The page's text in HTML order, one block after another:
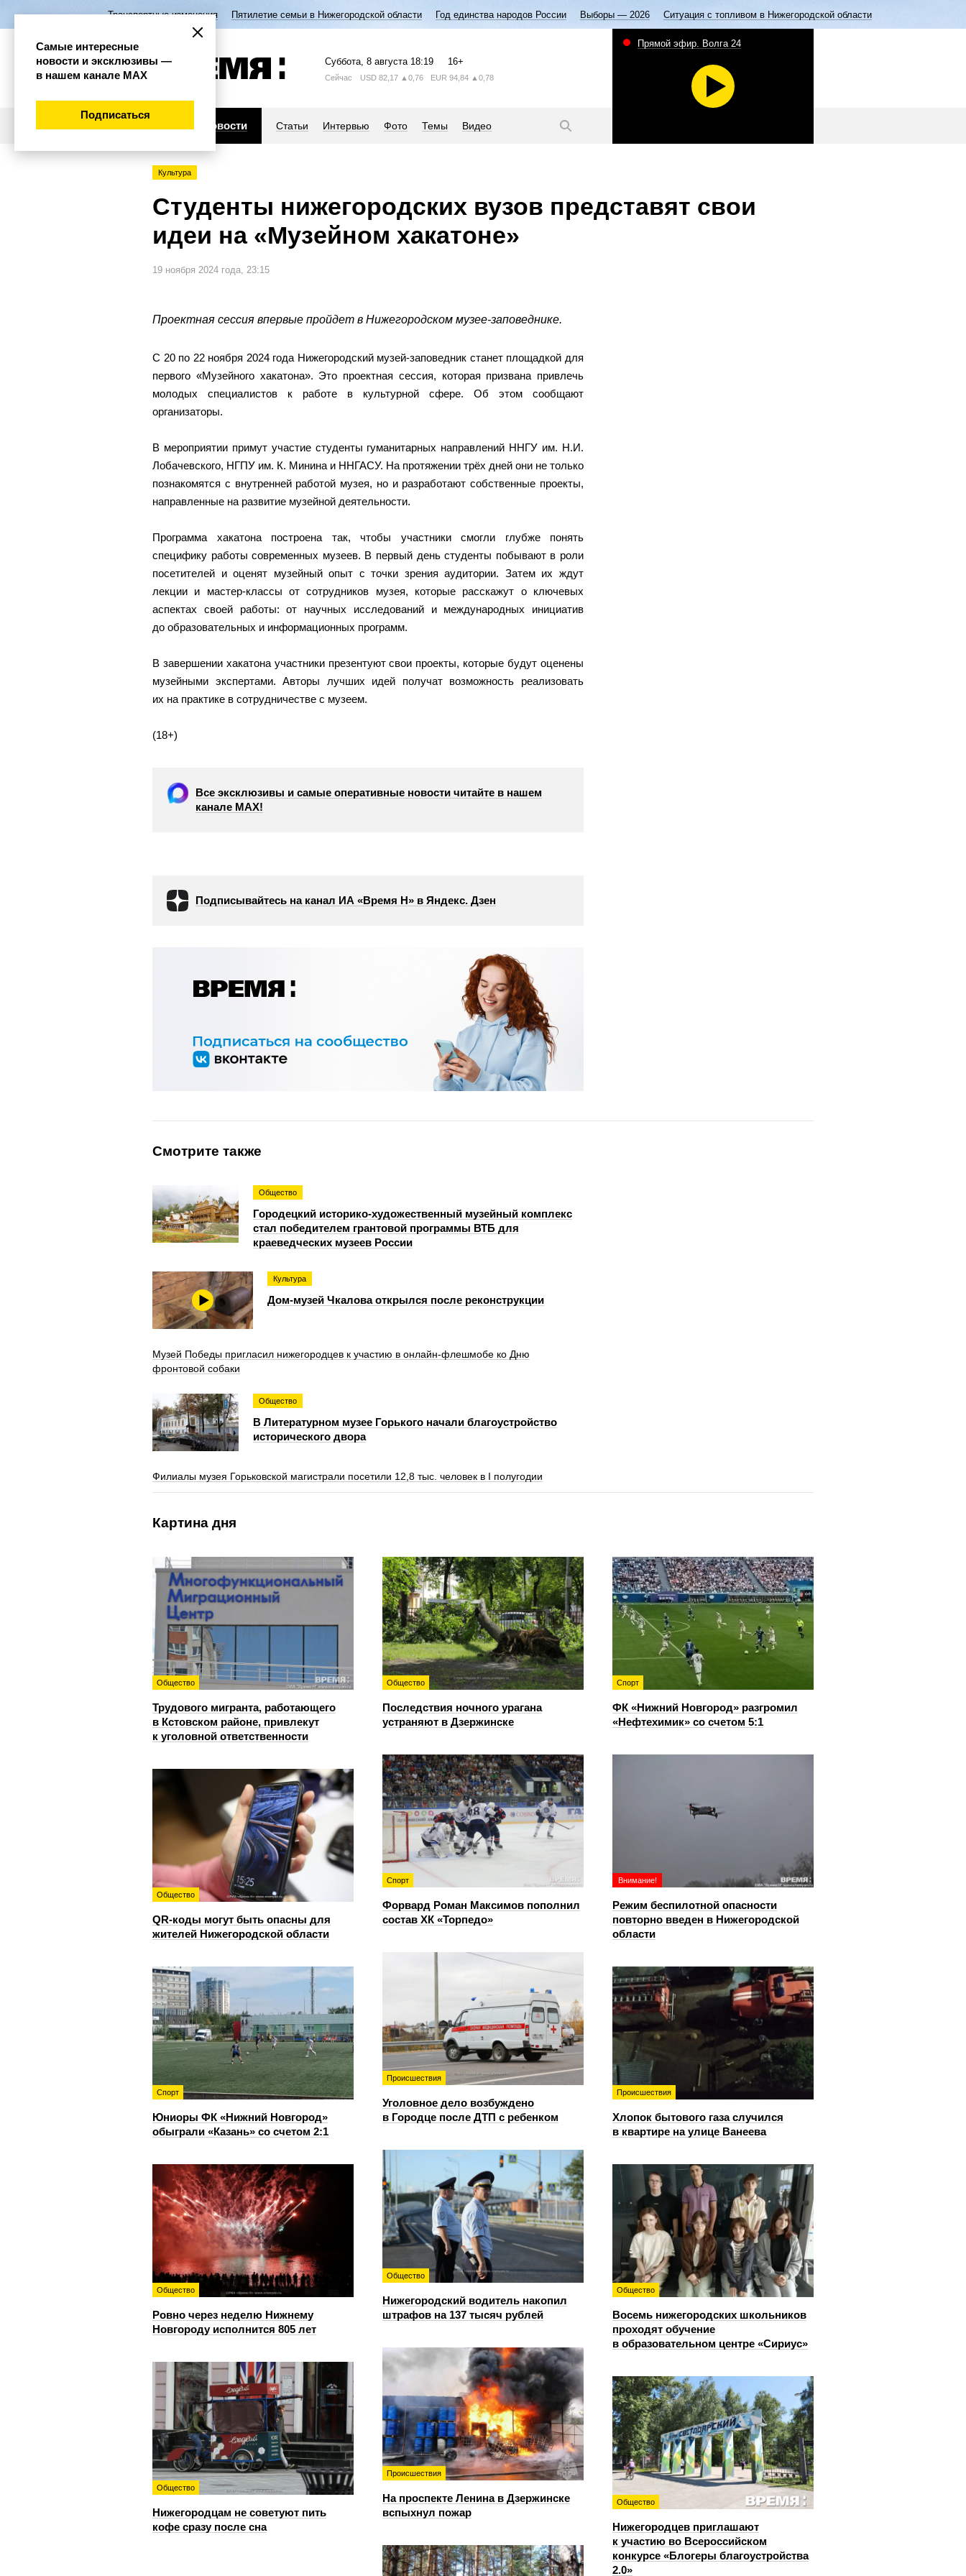
Транспортные изменения Пятилетие семьи в Нижегородской области Год единства народов России Выборы — 2026 Ситуация с топливом в Нижегородской области
Суббота, 8 августа 18:19 16+
Сейчас USD 82,17 ▲0,76 EUR 94,84 ▲0,78
Новости Статьи Интервью Фото Темы Видео
Прямой эфир. Волга 24
Культура
Студенты нижегородских вузов представят свои
идеи на «Музейном хакатоне»
19 ноября 2024 года, 23:15
Проектная сессия впервые пройдет в Нижегородском музее-заповеднике.
С 20 по 22 ноября 2024 года Нижегородский музей-заповедник станет площадкой для
первого «Музейного хакатона». Это проектная сессия, которая призвана привлечь
молодых специалистов к работе в культурной сфере. Об этом сообщают
организаторы.
В мероприятии примут участие студенты гуманитарных направлений ННГУ им. Н.И.
Лобачевского, НГПУ им. К. Минина и ННГАСУ. На протяжении трёх дней они не только
познакомятся с внутренней работой музея, но и разработают собственные проекты,
направленные на развитие музейной деятельности.
Программа хакатона построена так, чтобы участники смогли глубже понять
специфику работы современных музеев. В первый день студенты побывают в роли
посетителей и оценят музейный опыт с точки зрения аудитории. Затем их ждут
лекции и мастер-классы от сотрудников музея, которые расскажут о ключевых
аспектах своей работы: от научных исследований и международных инициатив
до образовательных и информационных программ.
В завершении хакатона участники презентуют свои проекты, которые будут оценены
музейными экспертами. Авторы лучших идей получат возможность реализовать
их на практике в сотрудничестве с музеем.
(18+)
Все эксклюзивы и самые оперативные новости читайте в нашем
канале МАХ!
Подписывайтесь на канал ИА «Время Н» в Яндекс. Дзен
Смотрите также
Общество
Городецкий историко-художественный музейный комплекс
стал победителем грантовой программы ВТБ для
краеведческих музеев России
Культура
Дом-музей Чкалова открылся после реконструкции
Музей Победы пригласил нижегородцев к участию в онлайн-флешмобе ко Дню
фронтовой собаки
Общество
В Литературном музее Горького начали благоустройство
исторического двора
Филиалы музея Горьковской магистрали посетили 12,8 тыс. человек в I полугодии
Картина дня
Общество
Трудового мигранта, работающего
в Кстовском районе, привлекут
к уголовной ответственности
Общество
Последствия ночного урагана
устраняют в Дзержинске
Спорт
ФК «Нижний Новгород» разгромил
«Нефтехимик» со счетом 5:1
Спорт
Форвард Роман Максимов пополнил
состав ХК «Торпедо»
Внимание!
Режим беспилотной опасности
повторно введен в Нижегородской
области
Общество
QR-коды могут быть опасны для
жителей Нижегородской области
Происшествия
Уголовное дело возбуждено
в Городце после ДТП с ребенком
Спорт
Юниоры ФК «Нижний Новгород»
обыграли «Казань» со счетом 2:1
Происшествия
Хлопок бытового газа случился
в квартире на улице Ванеева
Общество
Нижегородский водитель накопил
штрафов на 137 тысяч рублей
Общество
Ровно через неделю Нижнему
Новгороду исполнится 805 лет
Общество
Восемь нижегородских школьников
проходят обучение
в образовательном центре «Сириус»
Происшествия
На проспекте Ленина в Дзержинске
вспыхнул пожар
Общество
Нижегородцам не советуют пить
кофе сразу после сна
Общество
Нижегородцев приглашают
к участию во Всероссийском
конкурсе «Блогеры благоустройства
2.0»
Самые интересные
новости и эксклюзивы —
в нашем канале МАХ
Подписаться